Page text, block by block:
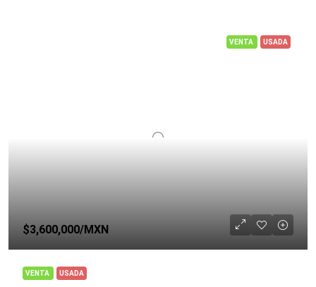
VENTA USADA
$3,600,000/MXN
VENTA USADA